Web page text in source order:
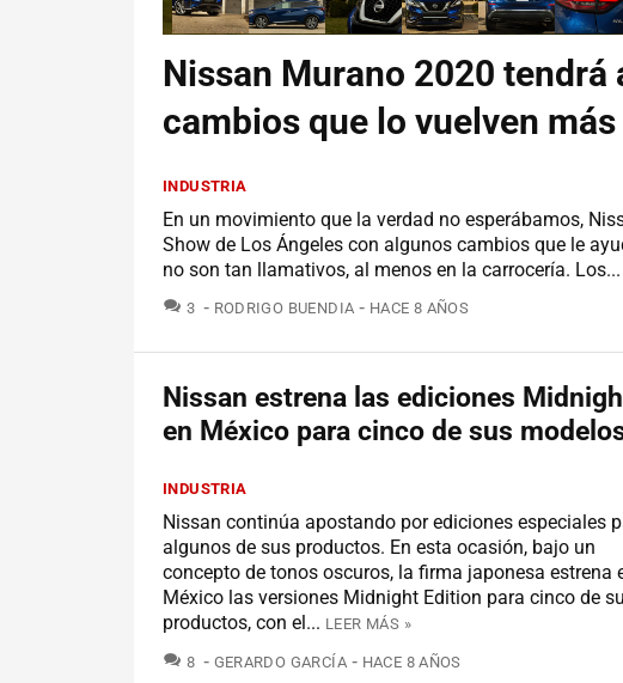
Nissan Murano 2020 tendrá
cambios que lo vuelven
INDUSTRIA
En un movimiento que la verdad no esperábamos,
Show de Los Ángeles con algunos cambios que le
no son tan llamativos, al menos en la carrocería. Los...
3 COMENTARIOS
RODRIGO BUENDIA HACE 8 AÑOS
Nissan estrena las ediciones
en México para cinco de sus
INDUSTRIA
Nissan continúa apostando por ediciones especiales
algunos de sus productos. En esta ocasión, bajo un
concepto de tonos oscuros, la firma japonesa estrena
México las versiones Midnight Edition para cinco de
productos, con el... LEER MÁS »
8 COMENTARIOS
GERARDO GARCÍA HACE 8 AÑOS